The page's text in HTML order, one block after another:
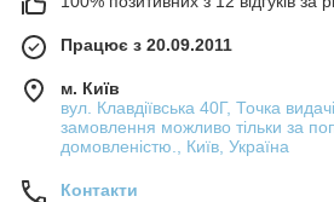
Працює з 20.09.2011
м. Київ
вул. Клавдіївська 40Г, Точка
замовлення можливо тільки за
домовленістю., Київ, Україна
Контакти